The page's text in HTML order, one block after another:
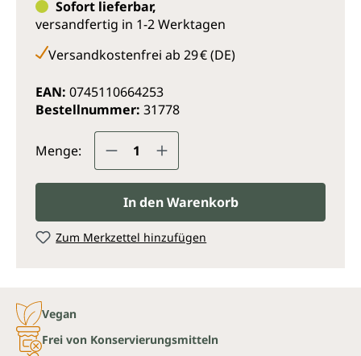
Sofort lieferbar,
versandfertig in 1-2 Werktagen
Versandkostenfrei ab 29 € (DE)
EAN: 0745110664253
Bestellnummer: 31778
Menge: Produkt Anzahl: Gib den
In den Warenkorb
Zum Merkzettel hinzufügen
Vegan
Frei von Konservierungsmitteln